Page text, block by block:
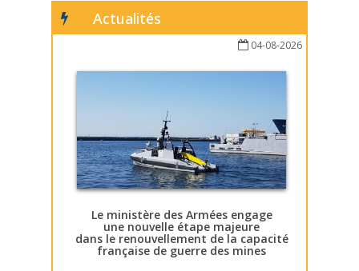
Actualités
04-08-2026
Le ministère des Armées engage
une nouvelle étape majeure
dans le renouvellement de la capacité
française de guerre des mines